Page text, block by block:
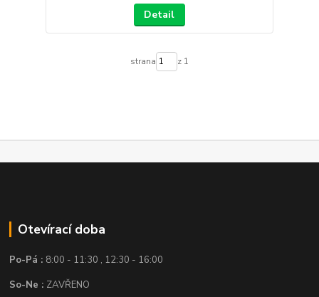
Detail
strana z 1
Otevírací doba
Po-Pá : 8:00 - 11:30 , 12:30 - 16:00
So-Ne : ZAVŘENO